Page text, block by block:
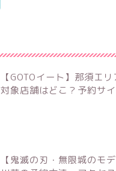
【GOTOイート】那須エ
対象店舗はどこ？予約サ
【鬼滅の刃・無限城のモ